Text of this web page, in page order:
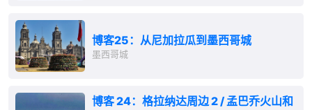
博客25：从尼加拉瓜到墨西哥城
墨西哥城
博客 24：格拉纳达周边 2 / 孟巴乔火山和